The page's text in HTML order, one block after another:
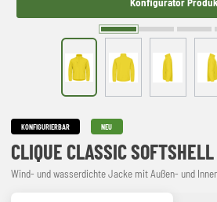
KONFIGURIERBAR NEU
CLIQUE CLASSIC
Wind- und wasserdichte Jacke mit Außen- und